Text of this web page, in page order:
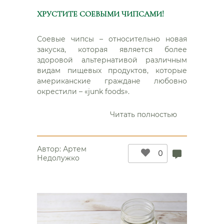
ХРУСТИТЕ СОЕВЫМИ ЧИПСАМИ!
Соевые чипсы – относительно новая
закуска, которая является более
здоровой альтернативой различным
видам пищевых продуктов, которые
американские граждане любовно
окрестили – «junk foods».
Читать полностью“Хрустите
чипсами!”
Автор: Артем
Недолужко
0